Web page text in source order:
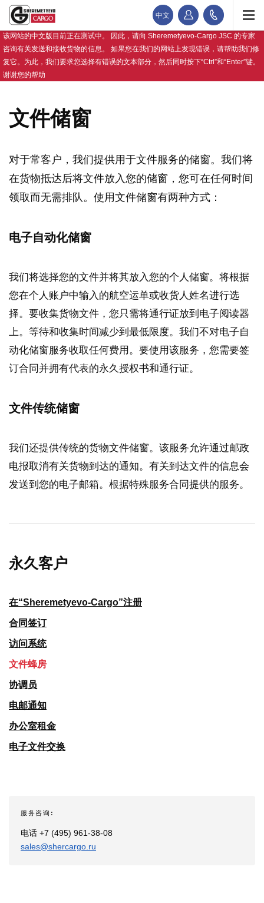
中文
该网站的中文版目前正在测试中。 因此，请向 Sheremetyevo-Cargo JSC 的专家
咨询有关发送和接收货物的信息。 如果您在我们的网站上发现错误，请帮助我们修
复它。为此，我们要求您选择有错误的文本部分，然后同时按下“Ctrl”和“Enter”键。
谢谢您的帮助
文件储窗
对于常客户，我们提供用于文件服务的储窗。我们将
在货物抵达后将文件放入您的储窗，您可在任何时间
领取而无需排队。使用文件储窗有两种方式：
电子自动化储窗
我们将选择您的文件并将其放入您的个人储窗。将根据
您在个人账户中输入的航空运单或收货人姓名进行选
择。要收集货物文件，您只需将通行证放到电子阅读器
上。等待和收集时间减少到最低限度。我们不对电子自
动化储窗服务收取任何费用。要使用该服务，您需要签
订合同并拥有代表的永久授权书和通行证。
文件传统储窗
我们还提供传统的货物文件储窗。该服务允许通过邮政
电报取消有关货物到达的通知。有关到达文件的信息会
发送到您的电子邮箱。根据特殊服务合同提供的服务。
永久客户
在“Sheremetyevo-Cargo”注册
合同签订
访问系统
文件蜂房
协调员
电邮通知
办公室租金
电子文件交换
服务咨询:
电话 +7 (495) 961-38-08
sales@shercargo.ru